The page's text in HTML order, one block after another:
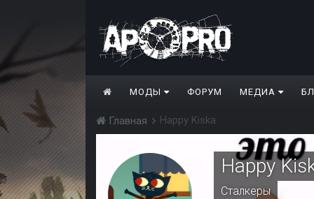
МОДЫ ФОРУМ МЕДИА
Главная Happy Kiska
Happy
Сталкеры